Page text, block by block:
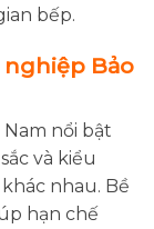
bếp.
Bảo
nổi bật
và kiểu
nhau. Bề
hạn chế